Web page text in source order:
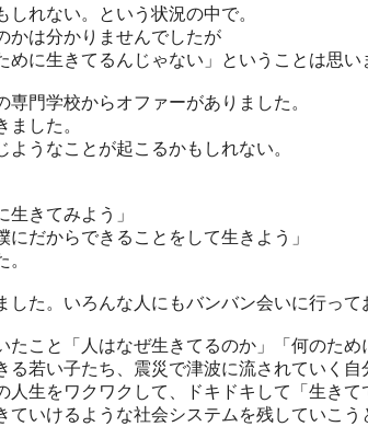
しれない。という状況の中で。
かは分かりませんでしたが
めに生きてるんじゃない」ということは思い
専門学校からオファーがありました。
ました。
ようなことが起こるかもしれない。
生きてみよう」
にだからできることをして生きよう」
した。いろんな人にもバンバン会いに行って
たこと「人はなぜ生きてるのか」「何のため
る若い子たち、震災で津波に流されていく
人生をワクワクして、ドキドキして「生き
ていけるような社会システムを残していこう